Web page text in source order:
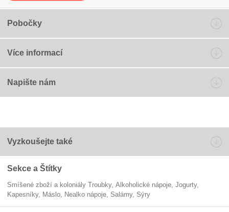
Pobočky
Více informací
Napište nám
Vyzkoušejte také
Sekce a Štítky
Smíšené zboží a koloniály Troubky alkoholické nápoje
jogurty
kapesníky
máslo nealko nápoje salámy sýry